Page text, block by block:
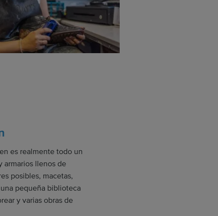
es realmente todo un
armarios llenos de
posibles, macetas,
pequeña biblioteca
y varias obras de